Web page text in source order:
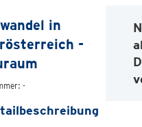
in
-
-